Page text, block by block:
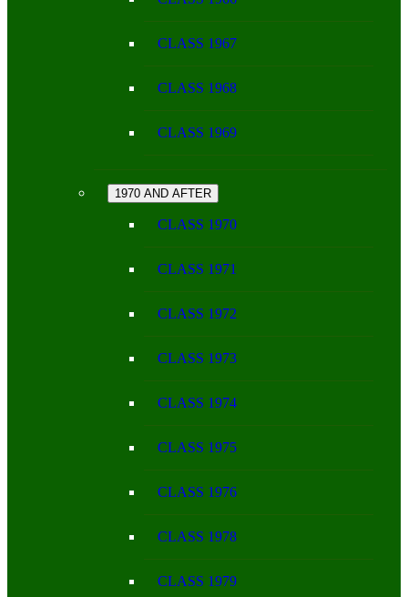
CLASS 1967
CLASS 1968
CLASS 1969
1970 AND AFTER
CLASS 1970
CLASS 1971
CLASS 1972
CLASS 1973
CLASS 1974
CLASS 1975
CLASS 1976
CLASS 1978
CLASS 1979